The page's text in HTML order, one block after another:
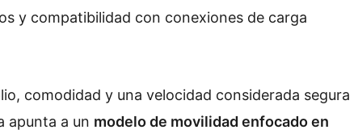
y compatibilidad con conexiones de carga
comodidad y una velocidad considerada segura
apunta a un modelo de movilidad enfocado en